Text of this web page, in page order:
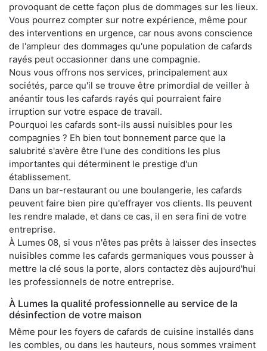
provoquant de cette façon plus de dommages sur les lieux.
Vous pourrez compter sur notre expérience, même pour
des interventions en urgence, car nous avons conscience
de l'ampleur des dommages qu'une population de cafards
rayés peut occasionner dans une compagnie.
Nous vous offrons nos services, principalement aux
sociétés, parce qu'il se trouve être primordial de veiller à
anéantir tous les cafards rayés qui pourraient faire
irruption sur votre espace de travail.
Pourquoi les cafards sont-ils aussi nuisibles pour les
compagnies ? Eh bien tout bonnement parce que la
salubrité s'avère être l'une des conditions les plus
importantes qui déterminent le prestige d'un
établissement.
Dans un bar-restaurant ou une boulangerie, les cafards
peuvent faire bien pire qu'effrayer vos clients. Ils peuvent
les rendre malade, et dans ce cas, il en sera fini de votre
entreprise.
À Lumes 08, si vous n'êtes pas prêts à laisser des insectes
nuisibles comme les cafards germaniques vous pousser à
mettre la clé sous la porte, alors contactez dès aujourd'hui
les professionnels de notre entreprise.
À Lumes la qualité professionnelle au service de la
désinfection de votre maison
Même pour les foyers de cafards de cuisine installés dans
les combles, ou dans les hauteurs, nous sommes vraiment